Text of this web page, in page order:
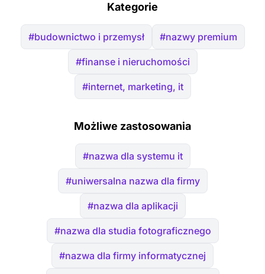
Kategorie
#budownictwo i przemysł #nazwy premium
#finanse i nieruchomości
#internet, marketing, it
Możliwe zastosowania
#nazwa dla systemu it
#uniwersalna nazwa dla firmy
#nazwa dla aplikacji
#nazwa dla studia fotograficznego
#nazwa dla firmy informatycznej